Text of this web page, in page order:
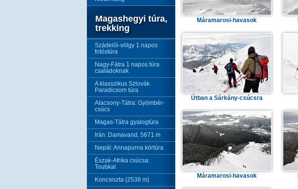
Magashegyi túra,
trekking
Szádelői-völgy 1 napos
fotóstúra
Nagy-Fátra 1 napos túra
családoknak
A klasszikus Szlovák
Paradicsom túra
Alacsony-Tátra: Gyömbér-
csúcs
Magas-Tátra gyalogtúra
Irán: Damavand, 5671 m
Nepál: Annapurna körtúra
Észak-Afrika csúcsa:
Toubkal
Koncsiszta (2538 m)
Máramarosi-havasok
Útban a Sárkány-csúcsra
Máramarosi-havasok